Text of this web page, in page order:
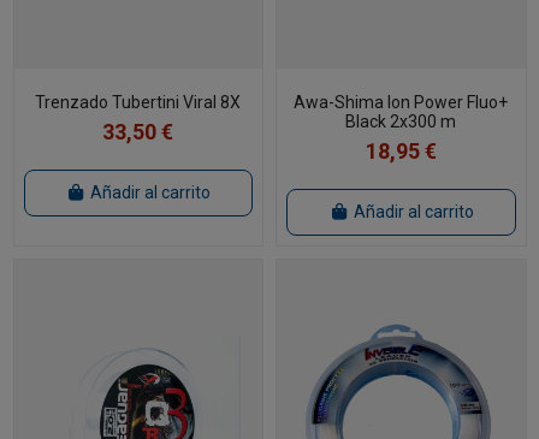
Trenzado Tubertini Viral 8X
33,50 €
Añadir al carrito
Awa-Shima Ion Power Fluo+
Black 2x300 m
18,95 €
Añadir al carrito